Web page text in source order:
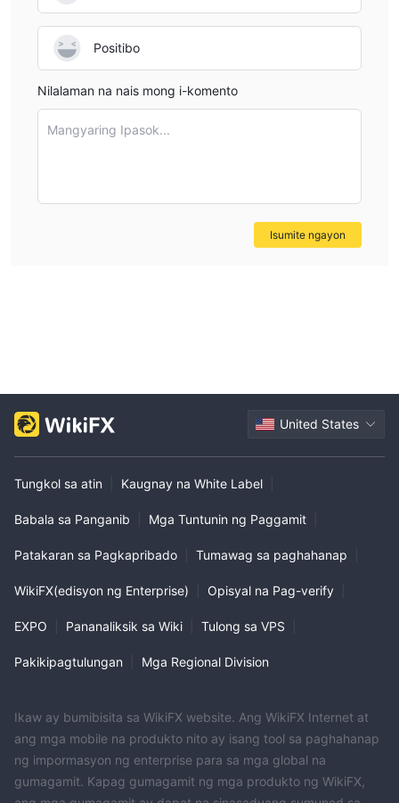
Positibo
Nilalaman na nais mong i-komento
Mangyaring Ipasok...
Isumite ngayon
United States
Tungkol sa atin Kaugnay na White Label
Babala sa Panganib Mga Tuntunin ng Paggamit
Patakaran sa Pagkapribado Tumawag sa paghahanap
WikiFX(edisyon ng Enterprise) Opisyal na Pag-verify
EXPO Pananaliksik sa Wiki Tulong sa VPS
Pakikipagtulungan Mga Regional Division
Ikaw ay bumibisita sa WikiFX website. Ang WikiFX Internet at
ang mga mobile na produkto nito ay isang tool sa paghahanap
ng impormasyon ng enterprise para sa mga global na
gumagamit. Kapag gumagamit ng mga produkto ng WikiFX,